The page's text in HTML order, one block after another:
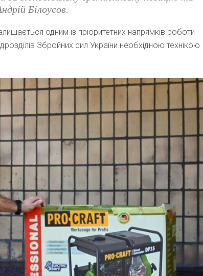
Білоусов.
одним із пріоритетних напрямків роботи
Збройних сил України необхідною технікою